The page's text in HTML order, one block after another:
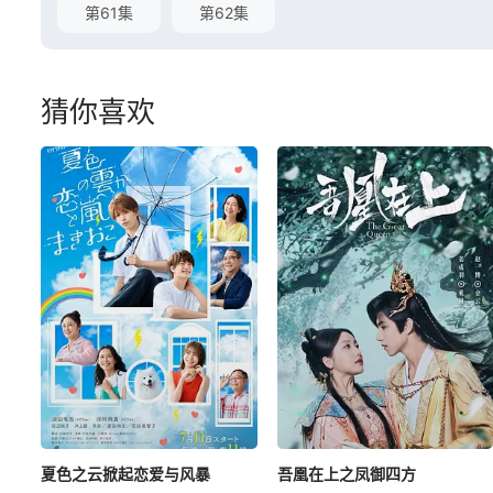
第61集 第62集
猜你喜欢
夏色之云掀起恋爱与风暴
吾凰在上之凤御四方